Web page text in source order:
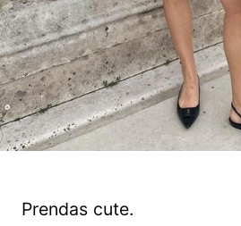
Prendas cute.